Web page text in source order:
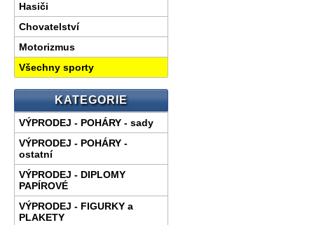
Hasiči
Chovatelství
Motorizmus
Všechny sporty
KATEGORIE
VÝPRODEJ - POHÁRY - sady
VÝPRODEJ - POHÁRY -
ostatní
VÝPRODEJ - DIPLOMY
PAPÍROVÉ
VÝPRODEJ - FIGURKY a
PLAKETY